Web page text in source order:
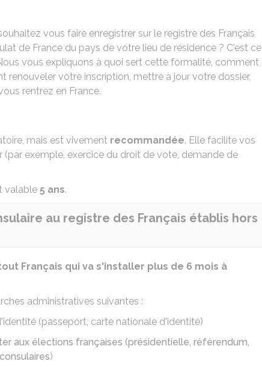
vous faire enregistrer sur le registre des Français
de France du pays de votre lieu de résidence ? C'est ce
vous expliquons à quoi sert cette formalité, comment
renouveler votre inscription, mettre à jour votre dossier,
rentrez en France.
mais est vivement recommandée. Elle facilite vos
exemple, exercice du droit de vote, demande de
valable 5 ans.
au registre des Français établis hors
Français qui va s'installer plus de 6 mois à
administratives suivantes :
(passeport, carte nationale d'identité)
aux élections françaises (présidentielle, référendum,
)